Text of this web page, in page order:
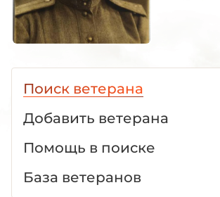
Поиск ветерана
Добавить ветерана
Помощь в поиске
База ветеранов